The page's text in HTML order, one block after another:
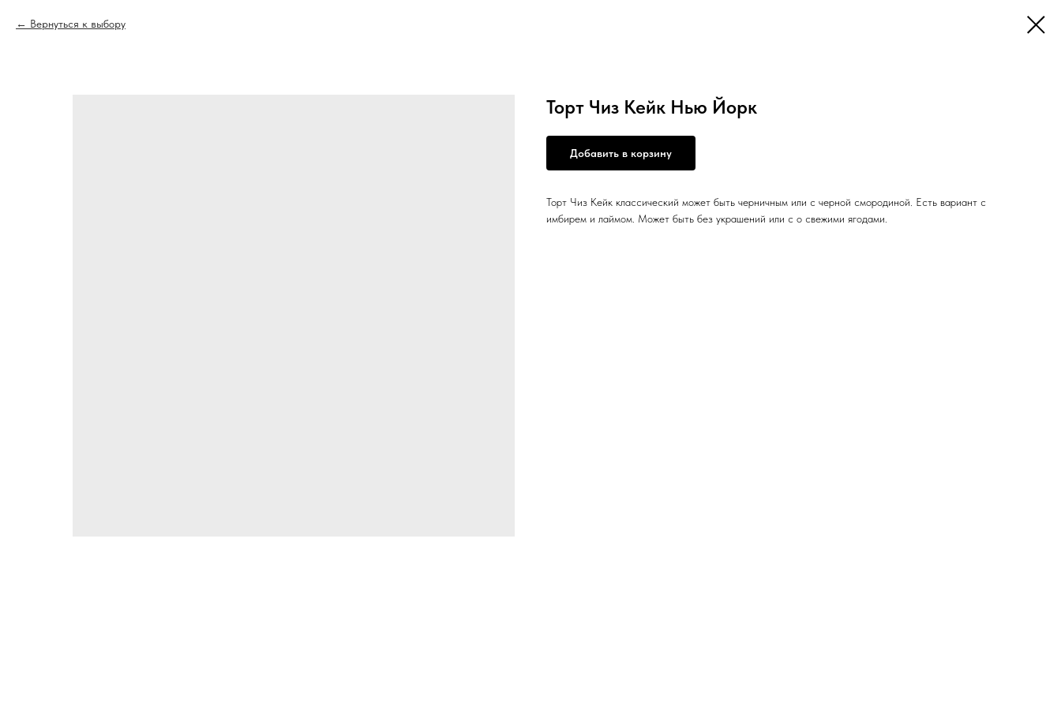
Вернуться к выбору
Торт Чиз Кейк Нью Йорк
Добавить в корзину
Торт Чиз Кейк классический может быть черничным или с черной смородиной. Есть вариант с
имбирем и лаймом. Может быть без украшений или с о свежими ягодами.